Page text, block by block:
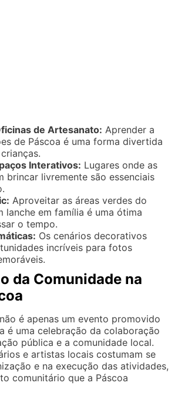
de Artesanato: Aprender a
de Páscoa é uma forma divertida
Interativos: Lugares onde as
brincar livremente são essenciais
Aproveitar as áreas verdes do
lanche em família é uma ótima
o tempo.
Os cenários decorativos
incríveis para fotos
da Comunidade na
é apenas um evento promovido
é uma celebração da colaboração
pública e a comunidade local.
e artistas locais costumam se
e na execução das atividades,
comunitário que a Páscoa